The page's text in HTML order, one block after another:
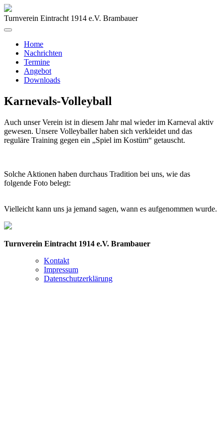
Turnverein Eintracht 1914 e.V. Brambauer
Home
Nachrichten
Termine
Angebot
Downloads
Karnevals-Volleyball
Auch unser Verein ist in diesem Jahr mal wieder im Karneval aktiv
gewesen. Unsere Volleyballer haben sich verkleidet und das
reguläre Training gegen ein „Spiel im Kostüm“ getauscht.
Solche Aktionen haben durchaus Tradition bei uns, wie das
folgende Foto belegt:
Vielleicht kann uns ja jemand sagen, wann es aufgenommen wurde.
Turnverein Eintracht 1914 e.V. Brambauer
Kontakt
Impressum
Datenschutzerklärung